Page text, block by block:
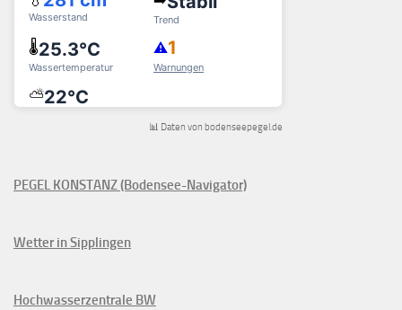
📊 Daten von bodenseepegel.de
PEGEL KONSTANZ (Bodensee-Navigator)
Wetter in Sipplingen
Hochwasserzentrale BW